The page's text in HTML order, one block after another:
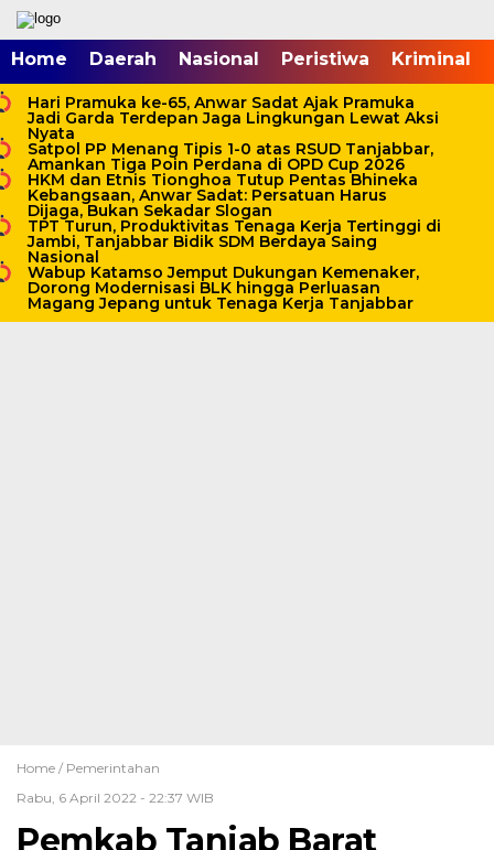
mgid.com, 522897, DIRECT, d4c29acad76ce94f
Home Daerah Nasional Peristiwa Kriminal
Hari Pramuka ke-65, Anwar Sadat Ajak Pramuka
Jadi Garda Terdepan Jaga Lingkungan Lewat Aksi
Nyata
Satpol PP Menang Tipis 1-0 atas RSUD Tanjabbar,
Amankan Tiga Poin Perdana di OPD Cup 2026
HKM dan Etnis Tionghoa Tutup Pentas Bhineka
Kebangsaan, Anwar Sadat: Persatuan Harus
Dijaga, Bukan Sekadar Slogan
TPT Turun, Produktivitas Tenaga Kerja Tertinggi di
Jambi, Tanjabbar Bidik SDM Berdaya Saing
Nasional
Wabup Katamso Jemput Dukungan Kemenaker,
Dorong Modernisasi BLK hingga Perluasan
Magang Jepang untuk Tenaga Kerja Tanjabbar
Home / Pemerintahan
Rabu, 6 April 2022 - 22:37 WIB
Pemkab Tanjab Barat